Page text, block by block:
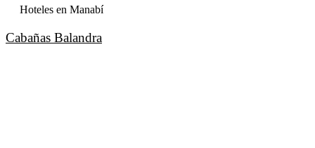
Hoteles en Manabí
Cabañas Balandra